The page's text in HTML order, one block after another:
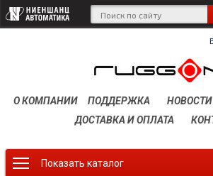
О КОМПАНИИ ПОДДЕРЖКА НОВОСТИ
ДОСТАВКА И ОПЛАТА
Показать каталог